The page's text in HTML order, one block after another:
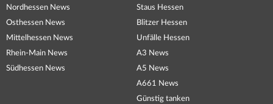
Nordhessen News
Osthessen News
Mittelhessen News
Rhein-Main News
Südhessen News
Staus Hessen
Blitzer Hessen
Unfälle Hessen
A3 News
A5 News
A661 News
Günstig tanken